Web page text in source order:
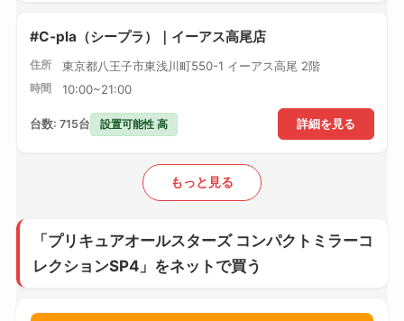
#C-pla（シープラ）｜イーアス高尾店
住所 東京都八王子市東浅川町550-1 イーアス高尾 2階
時間 10:00~21:00
詳細を見る
台数: 715台 設置可能性 高
もっと見る
「プリキュアオールスターズ コンパクトミラーコ
レクションSP4」をネットで買う